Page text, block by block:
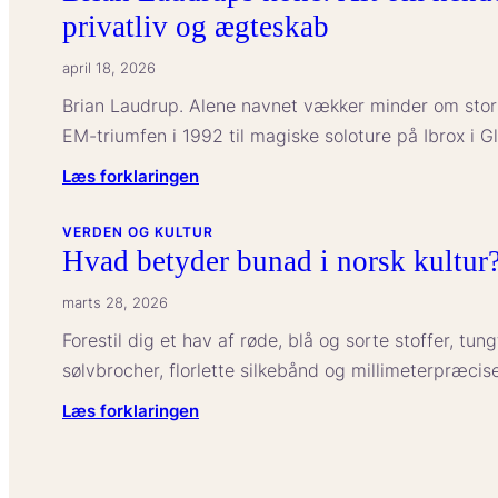
privatliv og ægteskab
april 18, 2026
Brian Laudrup. Alene navnet vækker minder om
EM-triumfen i 1992 til magiske soloture på Ibrox i
Læs forklaringen:
Laudrups
kone:
hendes
baggrund,
og
VERDEN OG KULTUR
Hvad betyder bunad i norsk
marts 28, 2026
Forestil dig et hav af røde, blå og sorte stoffer,
sølvbrocher, florlette silkebånd og
Læs forklaringen: